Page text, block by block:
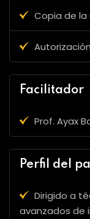
Copia de
Facilitador
Prof. Ayax
Perfil del
Dirigido a
avanzados de